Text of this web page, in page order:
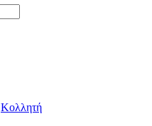
Κολλητή